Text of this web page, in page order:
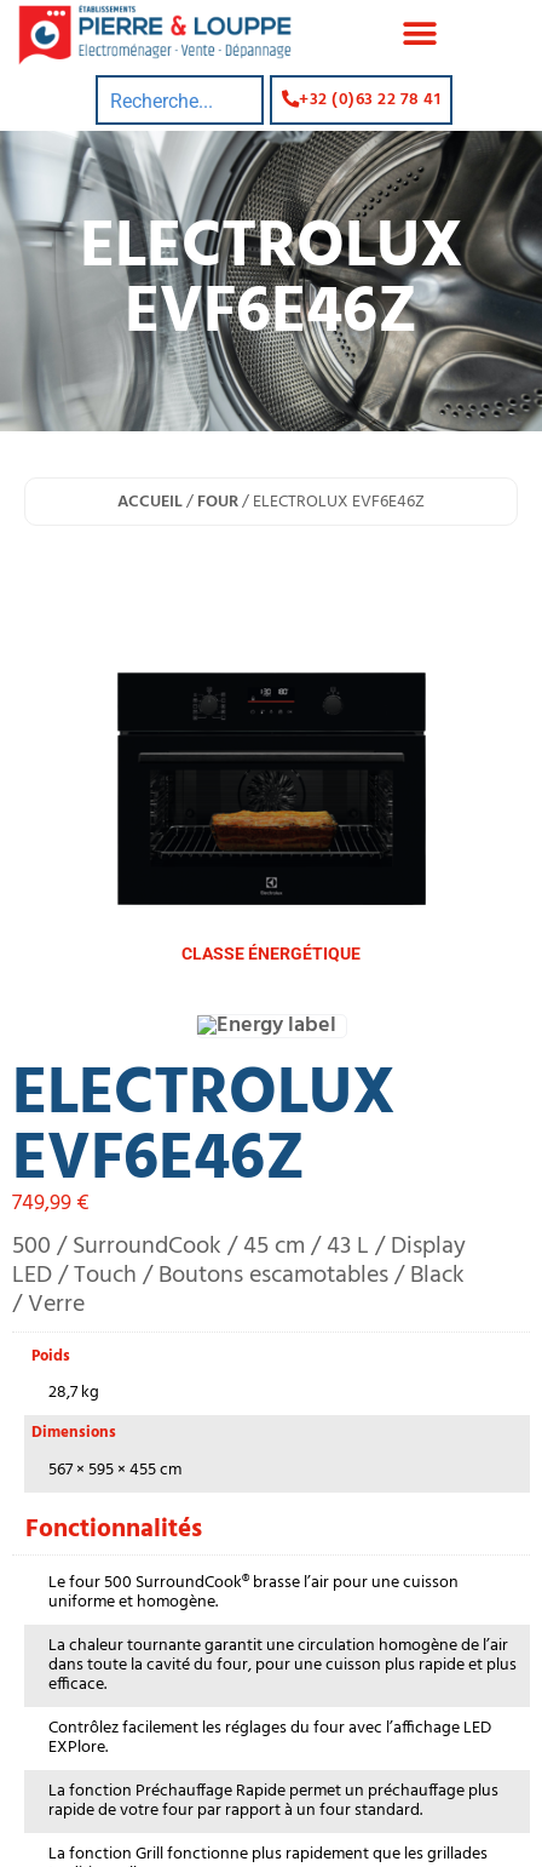
+32 (0)63 22 78 41
ELECTROLUX
EVF6E46Z
ACCUEIL/FOUR/ ELECTROLUX EVF6E46Z
CLASSE ÉNERGÉTIQUE
ELECTROLUX
EVF6E46Z
749,99€
500 / SurroundCook / 45 cm / 43 L / Display
LED / Touch / Boutons escamotables / Black
/ Verre
Poids
28,7 kg
Dimensions
567 × 595 × 455 cm
Fonctionnalités
Le four 500 SurroundCook® brasse l’air pour une cuisson
uniforme et homogène.
La chaleur tournante garantit une circulation homogène de l’air
dans toute la cavité du four, pour une cuisson plus rapide et plus
efficace.
Contrôlez facilement les réglages du four avec l’affichage LED
EXPlore.
La fonction Préchauffage Rapide permet un préchauffage plus
rapide de votre four par rapport à un four standard.
La fonction Grill fonctionne plus rapidement que les grillades